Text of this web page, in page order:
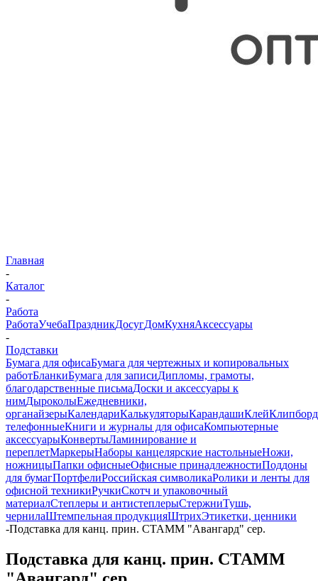
Главная
-
Каталог
-
Работа
РаботаУчебаПраздникДосугДомКухняАксессуары
-
Подставки
Бумага для офисаБумага для чертежных и копировальных
работБланкиБумага для записиДипломы, грамоты,
благодарственные письмаДоски и аксессуары к
нимДыроколыЕжедневники,
органайзерыКалендариКалькуляторыКарандашиКлей
телефонныеКниги и журналы для офисаКомпьютерные
аксессуарыКонвертыЛаминирование и
переплетМаркерыНаборы канцелярские настольныеНожи,
ножницыПапки офисныеОфисные принадлежностиПоддоны
для бумагПортфелиРоссийская символикаРолики и ленты для
офисной техникиРучкиСкотч и упаковочный
материалСтеплеры и антистеплерыСтержниТушь,
чернилаШтемпельная продукцияШтрихЭтикетки, ценники
-Подставка для канц. прин. СТАММ "Авангард" сер.
Подставка для канц. прин. СТАММ